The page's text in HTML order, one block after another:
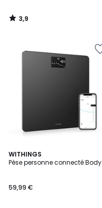
3,9
/
WITHINGS
Pèse personne connecté Body
59,99 €
4,7
/ 5